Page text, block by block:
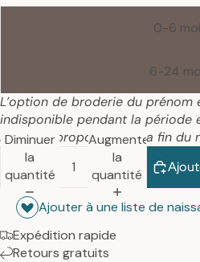
0-6
6-24
L’option de broderie du
indisponible pendant la période
nouveau proposée dès la fin du
Diminuer
la
quantité
Augmenter
la
quantité
Ajouter à une liste de
Expédition rapide
Retours gratuits